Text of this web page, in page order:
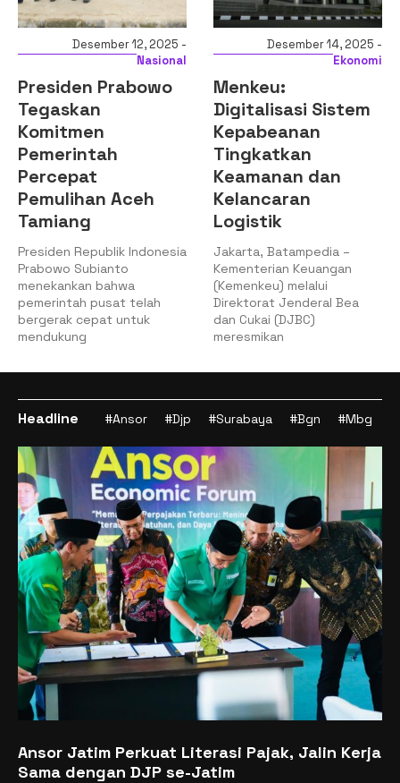
Desember 12, 2025 -
Nasional
Presiden Prabowo
Tegaskan
Komitmen
Pemerintah
Percepat
Pemulihan Aceh
Tamiang
Presiden Republik Indonesia
Prabowo Subianto
menekankan bahwa
pemerintah pusat telah
bergerak cepat untuk
mendukung
Desember 14, 2025 -
Ekonomi
Menkeu:
Digitalisasi Sistem
Kepabeanan
Tingkatkan
Keamanan dan
Kelancaran
Logistik
Jakarta, Batampedia –
Kementerian Keuangan
(Kemenkeu) melalui
Direktorat Jenderal Bea
dan Cukai (DJBC)
meresmikan
Headline #Ansor #Djp #Surabaya #Bgn #Mbg
Ansor Jatim Perkuat Literasi Pajak, Jalin Kerja
Sama dengan DJP se-Jatim